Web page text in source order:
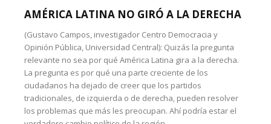
AMÉRICA LATINA NO GIRÓ A LA DERECHA
(Gustavo Campos, investigador Centro Democracia y
Opinión Pública, Universidad Central): Quizás la pregunta
relevante no sea por qué América Latina gira a la derecha.
La pregunta es por qué una parte creciente de los
ciudadanos ha dejado de creer que los partidos
tradicionales, de izquierda o de derecha, pueden resolver
los problemas que más les preocupan. Ahí podría estar el